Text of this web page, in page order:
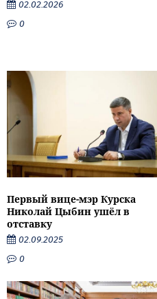
02.02.2026
0
Первый вице-мэр Курска
Николай Цыбин ушёл в
отставку
02.09.2025
0